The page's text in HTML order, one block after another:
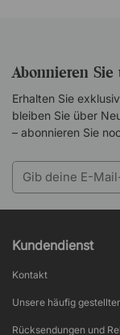
Abonnieren
Erhalten Sie
bleiben Sie über
– abonnieren Sie
Kundendienst
Kontakt
Unsere häufig
Rücksendungen und